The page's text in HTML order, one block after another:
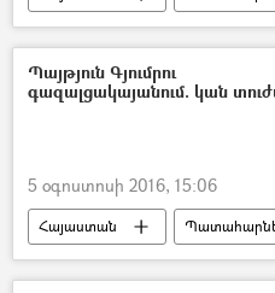
Պայթյուն Գյումրու
գազալցակայանում. կան
5 օգոստոսի 2016, 15:06
Հայաստան